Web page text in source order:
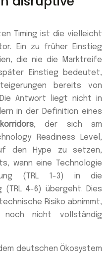
Timing ist die vielleicht
Ein zu früher Einstieg
die nie die Marktreife
Einstieg bedeutet,
bereits von
Antwort liegt nicht in
in der Definition eines
, der sich am
Readiness Level,
den Hype zu setzen,
wann eine Technologie
(TRL 1-3) in die
(TRL 4-6) übergeht. Dies
Risiko abnimmt,
noch nicht vollständig
deutschen Ökosystem